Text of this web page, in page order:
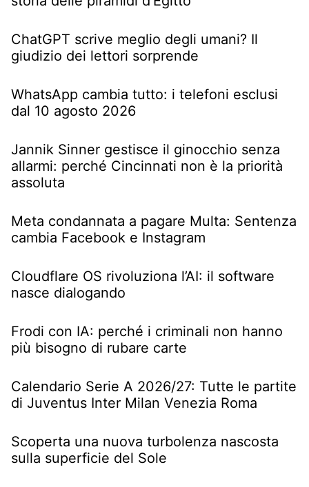
ChatGPT scrive meglio degli umani? Il
giudizio dei lettori sorprende
WhatsApp cambia tutto: i telefoni esclusi
dal 10 agosto 2026
Jannik Sinner gestisce il ginocchio senza
allarmi: perché Cincinnati non è la priorità
assoluta
Meta condannata a pagare Multa: Sentenza
cambia Facebook e Instagram
Cloudflare OS rivoluziona l’AI: il software
nasce dialogando
Frodi con IA: perché i criminali non hanno
più bisogno di rubare carte
Calendario Serie A 2026/27: Tutte le partite
di Juventus Inter Milan Venezia Roma
Scoperta una nuova turbolenza nascosta
sulla superficie del Sole